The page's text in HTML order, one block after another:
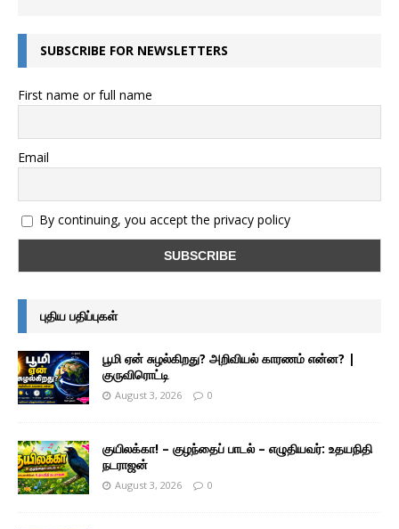
SUBSCRIBE FOR NEWSLETTERS
First name or full name
Email
By continuing, you accept the privacy policy
புதிய பதிப்புகள்
பூமி ஏன் சுழல்கிறது? அறிவியல் காரணம் என்ன? |
குருவிரொட்டி
August 3, 2026 0
குயிலக்கா! – குழந்தைப் பாடல் – எழுதியவர்: உதயநிதி
நடராஜன்
August 3, 2026 0